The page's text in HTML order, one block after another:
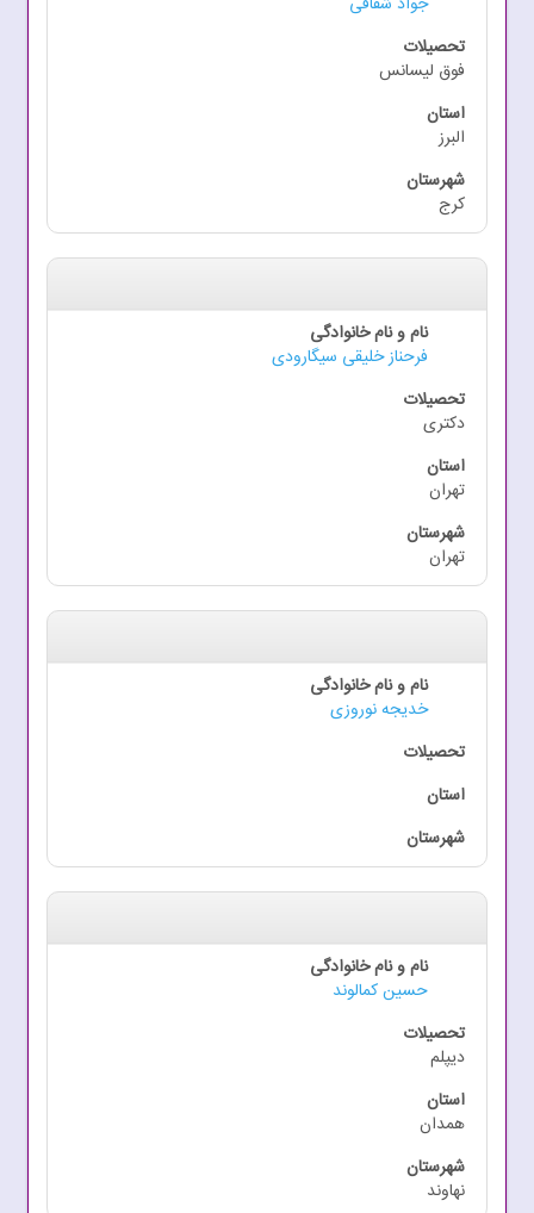
فوق لیسانس
البرز
کرج
فرحناز خلیقی سیگارودی
دکتری
تهران
تهران
خدیجه نوروزی
حسین کمالوند
دیپلم
همدان
نهاوند